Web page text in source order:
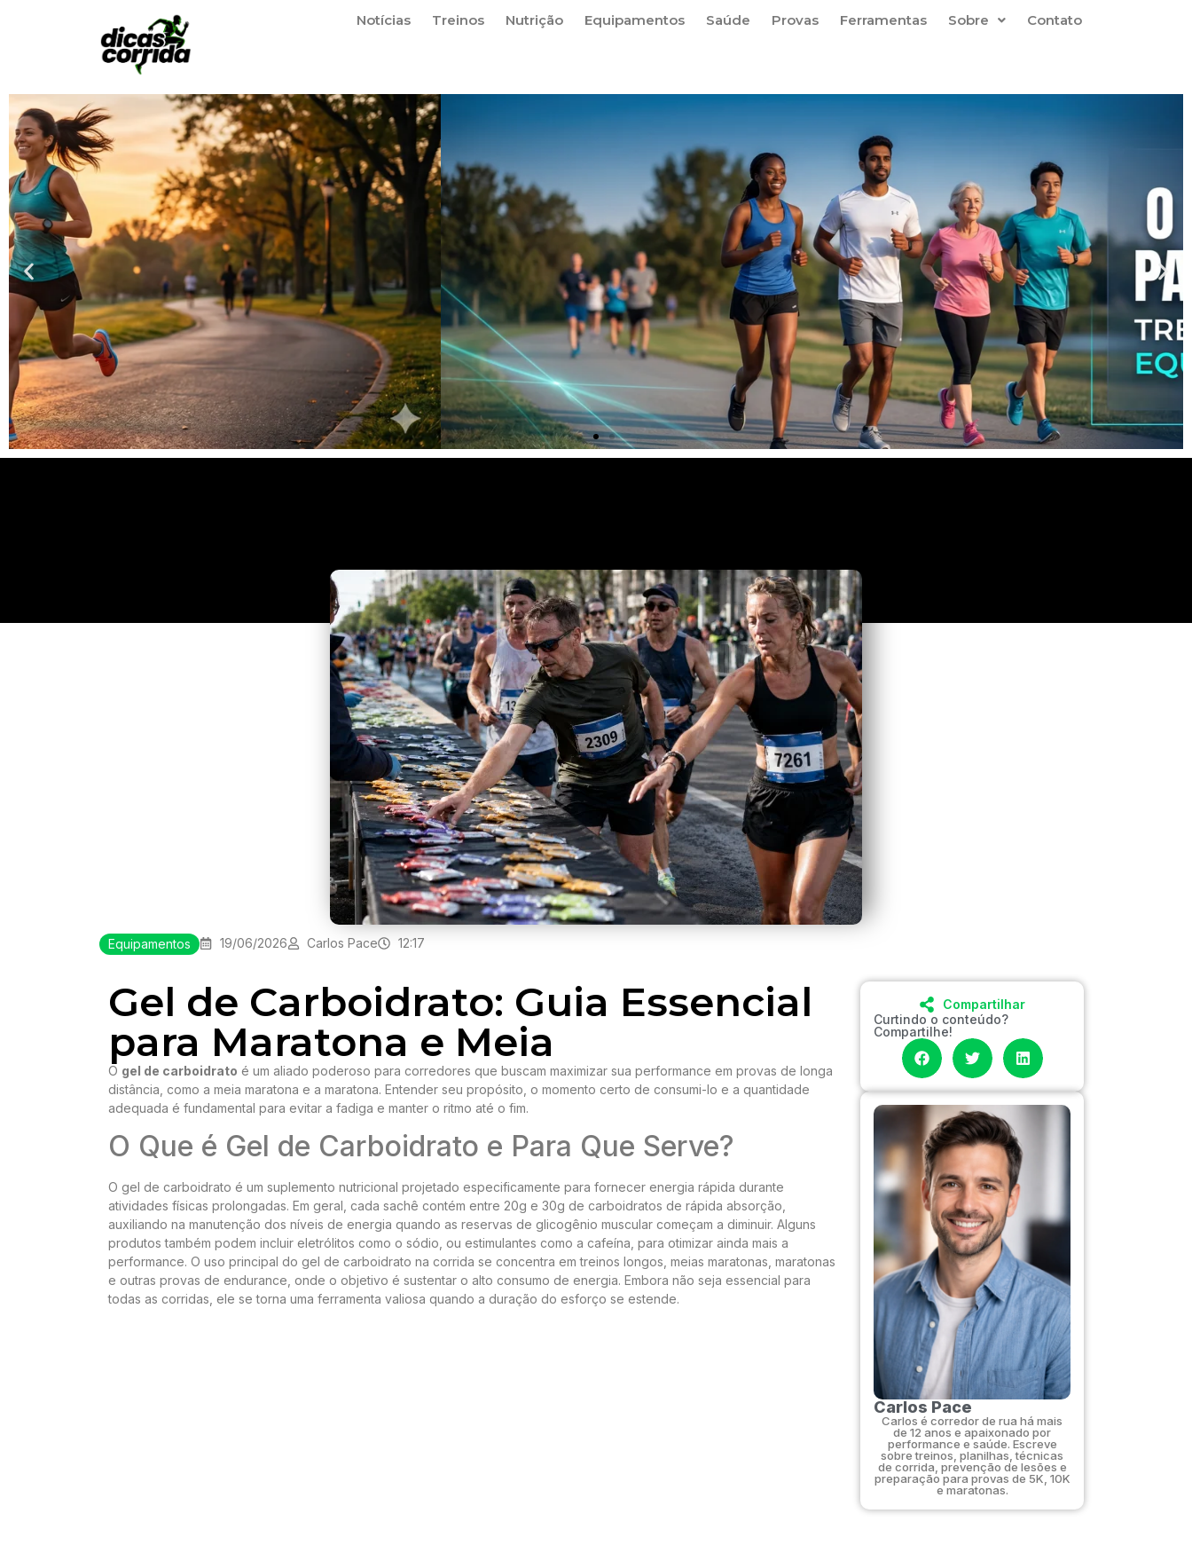
Notícias Treinos Nutrição Equipamentos Saúde Provas Ferramentas Sobre Contato
Equipamentos 19/06/2026 Carlos Pace 12:17
Gel de Carboidrato: Guia Essencial
para Maratona e Meia
O gel de carboidrato é um aliado poderoso para corredores que buscam maximizar sua performance em provas de longa
distância, como a meia maratona e a maratona. Entender seu propósito, o momento certo de consumi-lo e a quantidade
adequada é fundamental para evitar a fadiga e manter o ritmo até o fim.
O Que é Gel de Carboidrato e Para Que Serve?
O gel de carboidrato é um suplemento nutricional projetado especificamente para fornecer energia rápida durante
atividades físicas prolongadas. Em geral, cada sachê contém entre 20g e 30g de carboidratos de rápida absorção,
auxiliando na manutenção dos níveis de energia quando as reservas de glicogênio muscular começam a diminuir. Alguns
produtos também podem incluir eletrólitos como o sódio, ou estimulantes como a cafeína, para otimizar ainda mais a
performance. O uso principal do gel de carboidrato na corrida se concentra em treinos longos, meias maratonas, maratonas
e outras provas de endurance, onde o objetivo é sustentar o alto consumo de energia. Embora não seja essencial para
todas as corridas, ele se torna uma ferramenta valiosa quando a duração do esforço se estende.
Compartilhar
Curtindo o conteúdo?
Compartilhe!
Carlos Pace
Carlos é corredor de rua há mais
de 12 anos e apaixonado por
performance e saúde. Escreve
sobre treinos, planilhas, técnicas
de corrida, prevenção de lesões e
preparação para provas de 5K, 10K
e maratonas.